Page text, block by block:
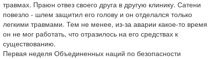
травмах. Праюн отвез своего друга в другую клинику. Сатени
повезло - шлем защитил его голову и он отделался только
легкими травмами. Тем не менее, из-за аварии какое-то время
он не мог работать, что отразилось на его средствах к
существованию.
Первая неделя Объединенных наций по безопасности